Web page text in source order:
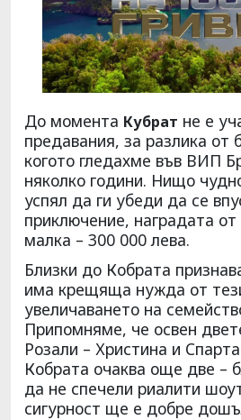
До момента Кубрат не е
предавания, за разлика от
когото гледахме във ВИП
няколко години. Нищо
успял да ги убеди да се
приключение, наградата
малка – 300 000 лева.
Близки до Кобрата
има крещяща нужда от
увеличаването на
Припомняме, че освен
Розали – Христина и
Кобрата очаква още две –
да не спечели риалити
сигурност ще е добре